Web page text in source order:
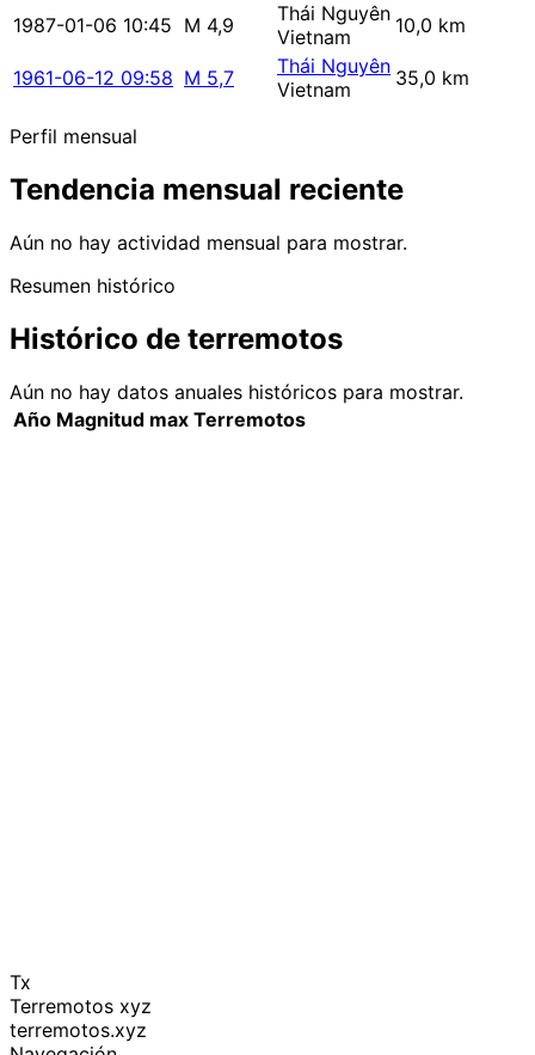
1987-01-06 10:45 M 4,9
Thái Nguyên
Vietnam
10,0 km
1961-06-12 09:58 M 5,7
Thái Nguyên
Vietnam
35,0 km
Perfil mensual
Tendencia mensual reciente
Aún no hay actividad mensual para mostrar.
Resumen histórico
Histórico de terremotos
Aún no hay datos anuales históricos para mostrar.
Año Magnitud max Terremotos
Tx
Terremotos xyz
terremotos.xyz